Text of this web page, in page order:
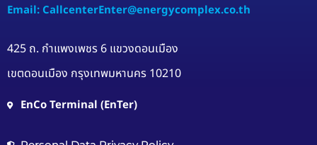
Email: CallcenterEnter@energycomplex.co.th
425 ถ. กำแพงเพชร 6 แขวงดอนเมือง
เขตดอนเมือง กรุงเทพมหานคร 10210
EnCo Terminal (EnTer)